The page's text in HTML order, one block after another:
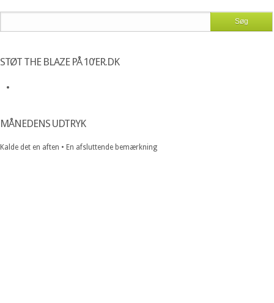
STØT THE BLAZE PÅ 10’ER.DK
MÅNEDENS UDTRYK
Kalde det en aften • En afsluttende bemærkning